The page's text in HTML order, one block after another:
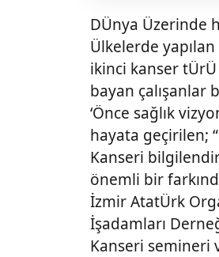
DÜnya Üzerinde
Ülkelerde
ikinci kanser tÜrÜ
bayan çalışanlar
‘Önce sağlık
hayata geçirilen;
Kanseri
önemli bir
İzmir AtatÜrk
İşadamları
Kanseri semineri